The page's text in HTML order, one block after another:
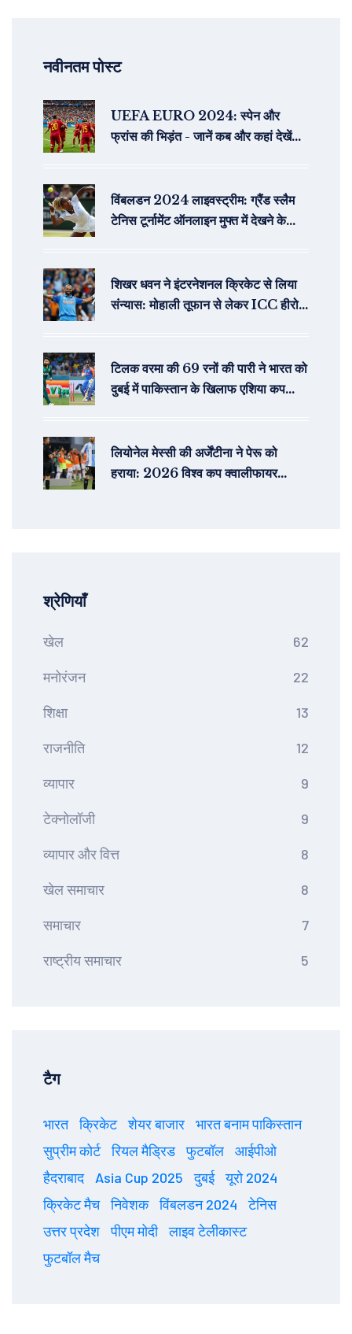
नवीनतम पोस्ट
UEFA EURO 2024: स्पेन और
फ्रांस की भिड़ंत - जानें कब और कहां देखें
विंबलडन 2024 लाइवस्ट्रीम: ग्रैंड स्लैम
टेनिस टूर्नामेंट ऑनलाइन मुफ्त में देखने के
शिखर धवन ने इंटरनेशनल क्रिकेट से लिया
संन्यास: मोहाली तूफान से लेकर ICC हीरो
टिलक वरमा की 69 रनों की पारी ने भारत को
दुबई में पाकिस्तान के खिलाफ एशिया कप
लियोनेल मेस्सी की अर्जेंटीना ने पेरू को
हराया: 2026 विश्व कप क्वालीफायर
श्रेणियाँ
खेल 62
मनोरंजन 22
शिक्षा 13
राजनीति 12
व्यापार 9
टेक्नोलॉजी 9
व्यापार और वित्त 8
खेल समाचार 8
समाचार 7
राष्ट्रीय समाचार 5
टैग
भारत क्रिकेट शेयर बाजार
भारत बनाम पाकिस्तान
सुप्रीम कोर्ट
रियल मैड्रिड फुटबॉल
आईपीओ
हैदराबाद
Asia Cup 2025 दुबई
यूरो 2024
क्रिकेट मैच
निवेशक विंबलडन 2024
टेनिस
उत्तर प्रदेश
पीएम मोदी
लाइव टेलीकास्ट
फुटबॉल मैच